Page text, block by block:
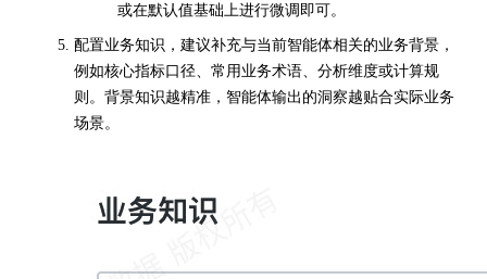
或在默认值基础上进行微调即可。
配置业务知识，建议补充与当前智能体相关的业务背景，
例如核心指标口径、常用业务术语、分析维度或计算规
则。背景知识越精准，智能体输出的洞察越贴合实际业务
场景。